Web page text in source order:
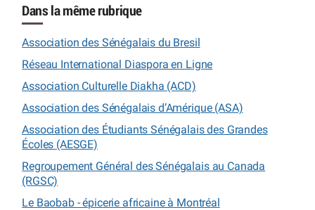
Dans la même rubrique
Association des Sénégalais du Bresil
Réseau International Diaspora en Ligne
Association Culturelle Diakha (ACD)
Association des Sénégalais d’Amérique (ASA)
Association des Étudiants Sénégalais des Grandes
Écoles (AESGE)
Regroupement Général des Sénégalais au Canada
(RGSC)
Le Baobab - épicerie africaine à Montréal